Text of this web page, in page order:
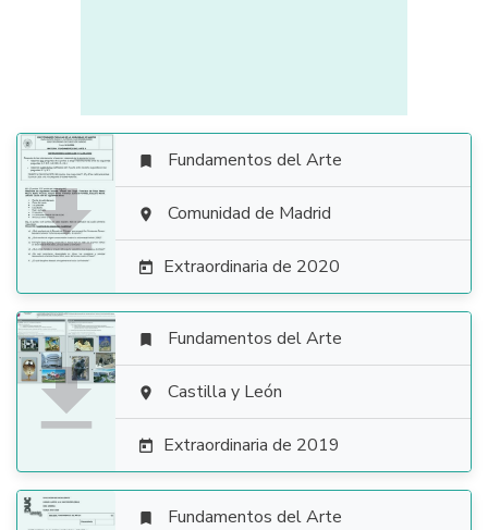

 Fundamentos del Arte
 Comunidad de Madrid
 Extraordinaria de 2020

 Fundamentos del Arte
 Castilla y León
 Extraordinaria de 2019
 Fundamentos del Arte